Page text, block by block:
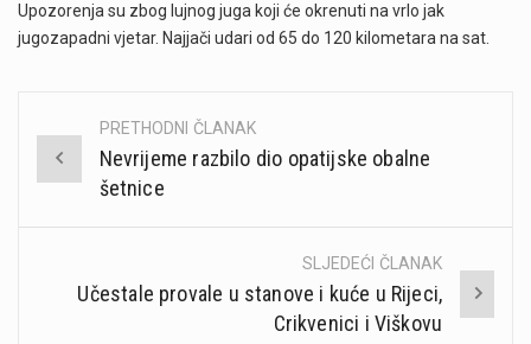
Upozorenja su zbog lujnog juga koji će okrenuti na vrlo jak
jugozapadni vjetar. Najjači udari od 65 do 120 kilometara na sat.
Post
navigation
PRETHODNI ČLANAK
Nevrijeme razbilo dio opatijske obalne
šetnice
SLJEDEĆI ČLANAK
Učestale provale u stanove i kuće u Rijeci,
Crikvenici i Viškovu